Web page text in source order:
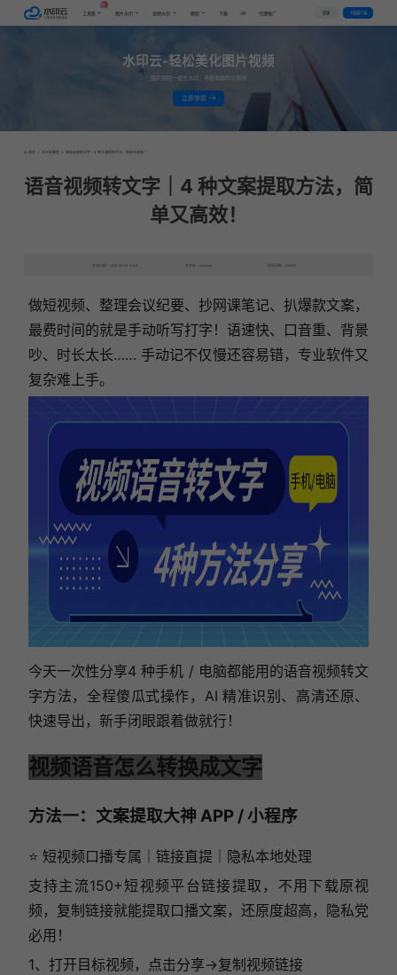
工具集 图片水印 视频水印 教程 下载 VIP 代理推广 登录 下载客户端
水印云-轻松美化图片视频
图片视频一键去水印，手机电脑均可使用
立即体验
首页 > 水印云教程 > 语音视频转文字｜4 种文案提取方法，简单又高效！
语音视频转文字｜4 种文案提取方法，简
单又高效！
发布日期：2026-05-22 10:49 发表者：qianqian 浏览次数：2302次
做短视频、整理会议纪要、抄网课笔记、扒爆款文案，
最费时间的就是手动听写打字！语速快、口音重、背景
吵、时长太长…… 手动记不仅慢还容易错，专业软件又
复杂难上手。
今天一次性分享4 种手机 / 电脑都能用的语音视频转文
字方法，全程傻瓜式操作，AI 精准识别、高清还原、
快速导出，新手闭眼跟着做就行！
视频语音怎么转换成文字
方法一：文案提取大神 APP / 小程序
⭐ 短视频口播专属｜链接直提｜隐私本地处理
支持主流150+短视频平台链接提取，不用下载原视
频，复制链接就能提取口播文案，还原度超高，隐私党
必用！
1、打开目标视频，点击分享→复制视频链接